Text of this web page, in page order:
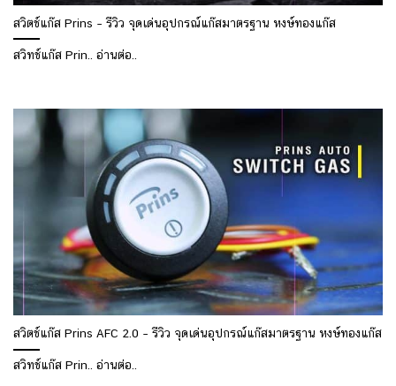
สวิตช์แก๊ส Prins – รีวิว จุดเด่นอุปกรณ์แก๊สมาตรฐาน หงษ์ทองแก๊ส
สวิทช์แก๊ส Prin.. อ่านต่อ..
สวิตช์แก๊ส Prins AFC 2.0 – รีวิว จุดเด่นอุปกรณ์แก๊สมาตรฐาน หงษ์ทองแก๊ส
สวิทช์แก๊ส Prin.. อ่านต่อ..